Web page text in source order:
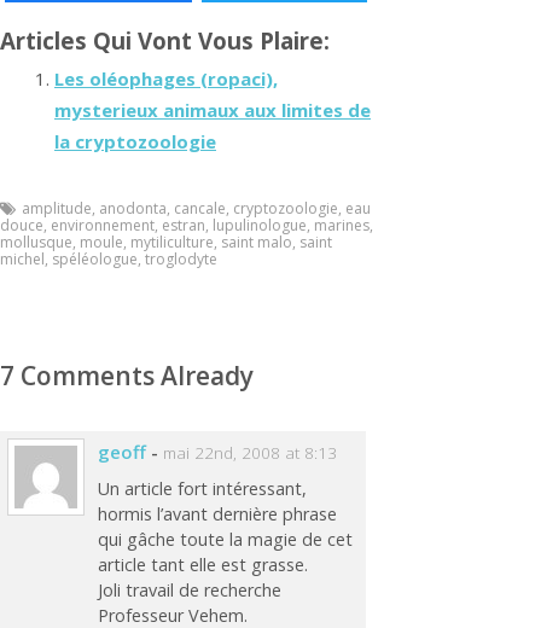
Articles Qui Vont Vous Plaire:
Les oléophages (ropaci),
mysterieux animaux aux limites de
la cryptozoologie
amplitude, anodonta, cancale, cryptozoologie, eau
douce, environnement, estran, lupulinologue, marines,
mollusque, moule, mytiliculture, saint malo, saint
michel, spéléologue, troglodyte
7 Comments Already
geoff - mai 22nd, 2008 at 8:13
Un article fort intéressant,
hormis l’avant dernière phrase
qui gâche toute la magie de cet
article tant elle est grasse.
Joli travail de recherche
Professeur Vehem.